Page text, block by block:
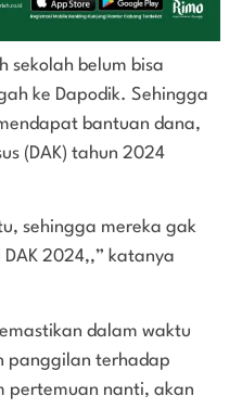
sekolah belum bisa
ke Dapodik. Sehingga
bantuan dana,
(DAK) tahun 2024
sehingga mereka gak
2024,,” katanya
dalam waktu
panggilan terhadap
pertemuan nanti, akan